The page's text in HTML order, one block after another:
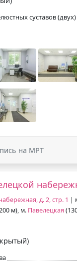
суставов (двух)
на МРТ
д. 2, стр. 1 |
м), м. Павелецкая